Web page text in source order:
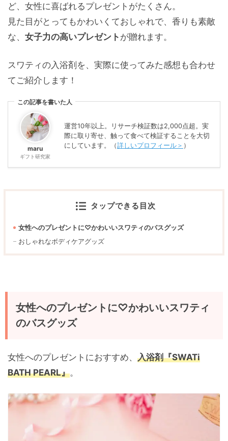
ど、女性に喜ばれるプレゼントがたくさん。
見た目がとってもかわいくておしゃれで、香りも素敵
な、 女子力の高いプレゼント が贈れます。
スワティの入浴剤を、実際に使ってみた感想も合わせ
てご紹介します！
この記事を書いた人
maru
ギフト研究家
運営10年以上。リサーチ検証数は2,000点超。実
際に取り寄せ、触って食べて検証することを大切
にしています。（詳しいプロフィール＞ ）
タップできる目次
女性へのプレゼントに♡かわいいスワティのバスグッズ
おしゃれなボディケアグッズ
女性へのプレゼントに♡かわいいスワティ
のバスグッズ
女性へのプレゼントにおすすめ、 入浴剤『SWATi
BATH PEARL』。